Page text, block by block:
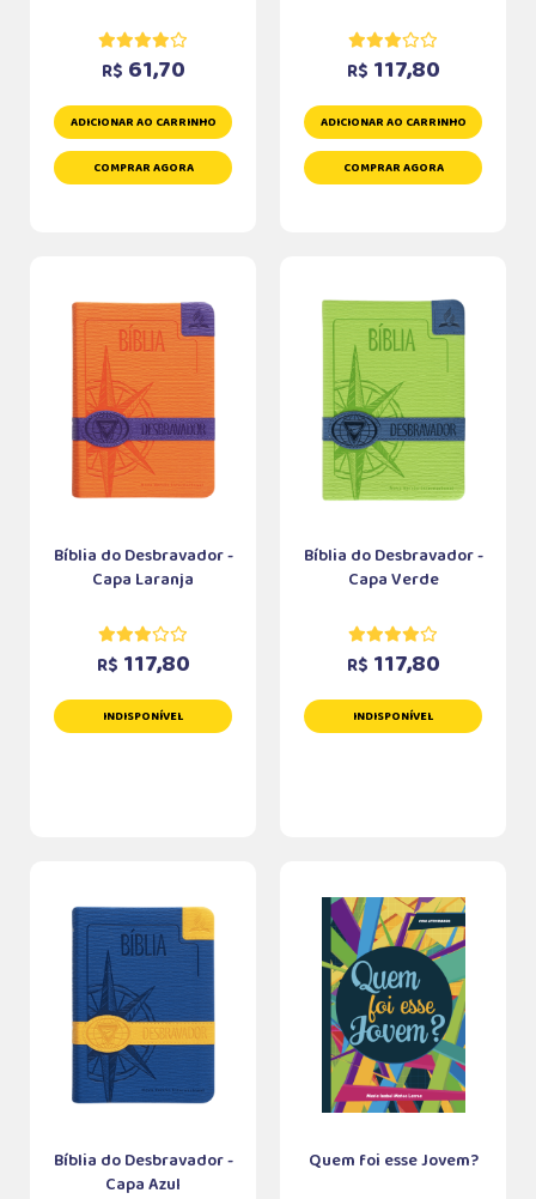
R$ 61,70
ADICIONAR AO CARRINHO
COMPRAR AGORA
R$ 117,80
ADICIONAR AO CARRINHO
COMPRAR AGORA
Bíblia do Desbravador -
Capa Laranja
R$ 117,80
INDISPONÍVEL
Bíblia do Desbravador -
Capa Verde
R$ 117,80
INDISPONÍVEL
Bíblia do Desbravador -
Capa Azul
Quem foi esse Jovem?